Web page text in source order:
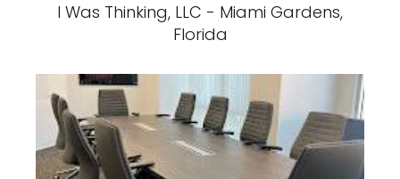
I Was Thinking, LLC - Miami Gardens,
Florida